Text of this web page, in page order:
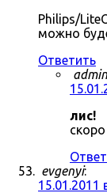
Philips/
можно
Ответить
admin
лис!
скоро
evgenyi:
15.01.2011